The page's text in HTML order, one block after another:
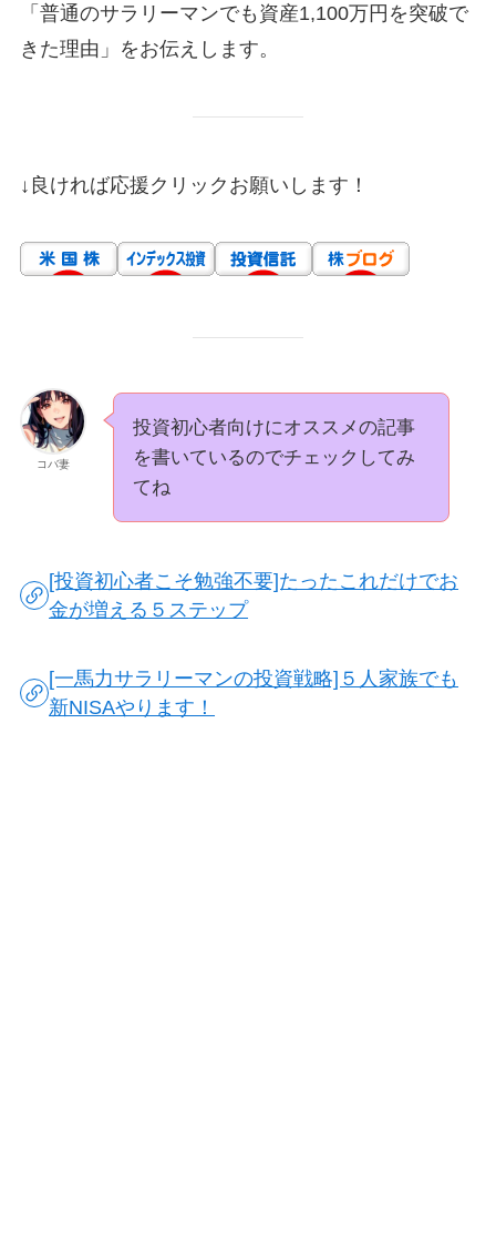
「普通のサラリーマンでも資産1,100万円を突破で
きた理由」をお伝えします。
↓良ければ応援クリックお願いします！
コバ妻
投資初心者向けにオススメの記事
を書いているのでチェックしてみ
てね
[投資初心者こそ勉強不要]たったこれだけでお
金が増える５ステップ
[一馬力サラリーマンの投資戦略]５人家族でも
新NISAやります！